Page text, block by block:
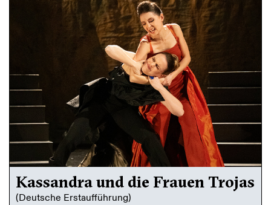
Kassandra und die Frauen Trojas
(Deutsche Erstaufführung)